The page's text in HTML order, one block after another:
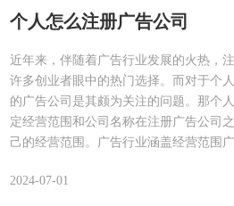
个人怎么注册广告公司
近年来，伴随着广告行业发展的火热，
许多创业者眼中的热门选择。而对于个
的广告公司是其颇为关注的问题。那个
定经营范围和公司名称在注册广告公司
己的经营范围。广告行业涵盖经营范围广
2024-07-01